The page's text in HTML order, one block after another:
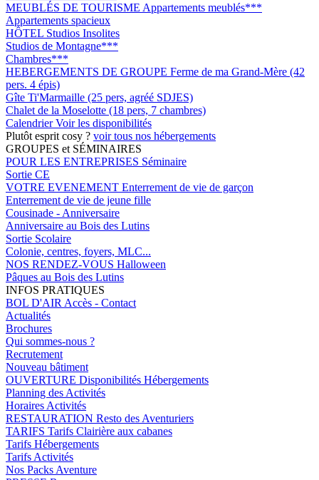
MEUBLÉS DE TOURISME Appartements meublés***
Appartements spacieux
HÔTEL Studios Insolites
Studios de Montagne***
Chambres***
HEBERGEMENTS DE GROUPE Ferme de ma Grand-Mère (42
pers. 4 épis)
Gîte Ti'Marmaille (25 pers, agréé SDJES)
Chalet de la Moselotte (18 pers, 7 chambres)
CalendrierVoir les disponibilités
Plutôt esprit cosy ? voir tous nos hébergements
GROUPES et SÉMINAIRES
POUR LES ENTREPRISES Séminaire
Sortie CE
VOTRE EVENEMENT Enterrement de vie de garçon
Enterrement de vie de jeune fille
Cousinade - Anniversaire
Anniversaire au Bois des Lutins
Sortie Scolaire
Colonie, centres, foyers, MLC...
NOS RENDEZ-VOUS Halloween
Pâques au Bois des Lutins
INFOS PRATIQUES
BOL D'AIR Accès - Contact
Actualités
Brochures
Qui sommes-nous ?
Recrutement
Nouveau bâtiment
OUVERTURE Disponibilités Hébergements
Planning des Activités
Horaires Activités
RESTAURATION Resto des Aventuriers
TARIFS Tarifs Clairière aux cabanes
Tarifs Hébergements
Tarifs Activités
Nos Packs Aventure